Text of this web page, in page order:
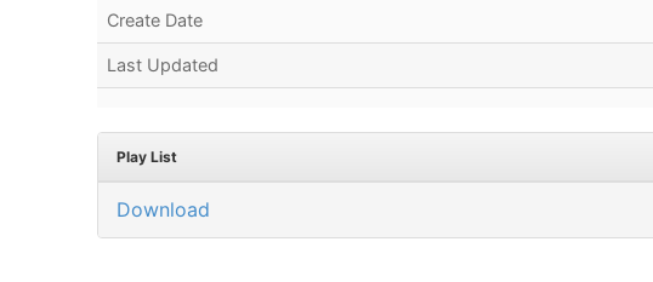
Create Date
Last Updated
Play List
Download